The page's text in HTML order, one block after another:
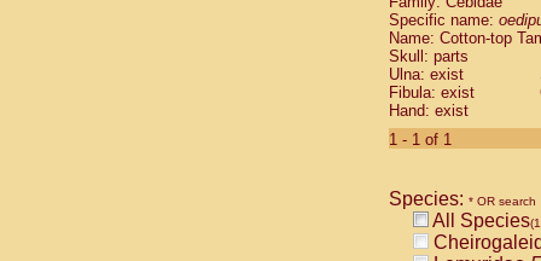
Cebidae
Cebidae
Cebidae
Cebidae
Cebidae
Cebidae
Cebidae
Cebidae
Cebidae
Cebidae
Specific name:
Name: Cotton-top
Skull: parts
Ulna: exist
Fibula: exist
Hand: exist
1 - 1 of 1
Species: * OR search
All Species